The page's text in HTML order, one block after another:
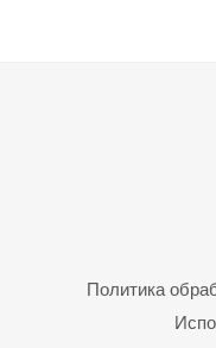
Политика